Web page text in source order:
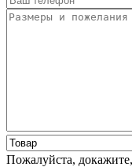
Пожалуйста,